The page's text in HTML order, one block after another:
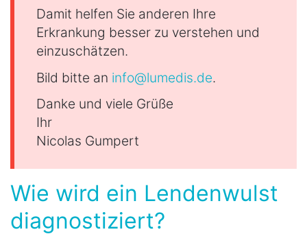
Damit helfen Sie anderen Ihre
Erkrankung besser zu verstehen und
einzuschätzen.
Bild bitte an info@lumedis.de.
Danke und viele Grüße
Ihr
Nicolas Gumpert
Wie wird ein Lendenwulst
diagnostiziert?